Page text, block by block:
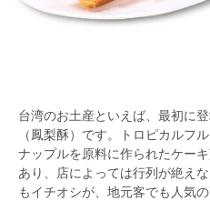
台湾のお土産といえば、最初に
（鳳梨酥）です。トロピカルフ
ナップルを原料に作られたケー
あり、店によっては行列が絶え
もイチオシが、地元客でも人気